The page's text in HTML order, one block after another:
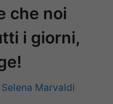
che noi
i giorni,
Selena Marvaldi